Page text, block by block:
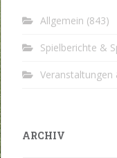
Allgemein (843)
Spielberichte &
Veranstaltungen
ARCHIV